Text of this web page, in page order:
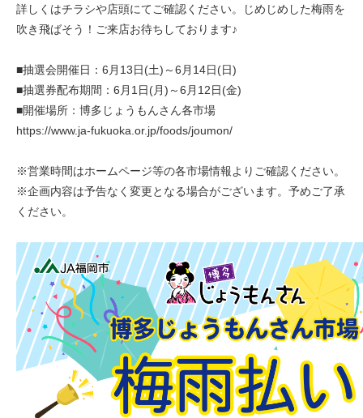
詳しくはチラシや店頭にてご確認ください。じめじめした梅雨を
吹き飛ばそう！ご来店お待ちしております♪
■抽選会開催日：6月13日(土)～6月14日(日)
■抽選券配布期間：6月1日(月)～6月12日(金)
■開催場所：博多じょうもんさん各市場
https://www.ja-fukuoka.or.jp/foods/joumon/
※営業時間はホームページ等の各市場情報よりご確認ください。
※企画内容は予告なく変更となる場合がございます。予めご了承
ください。